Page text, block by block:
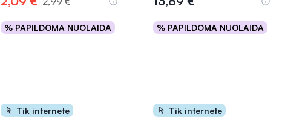
% PAPILDOMA NUOLAIDA
Į krepšelį
% PAPILDOMA NUOLAIDA
Į krepšelį
Tik internete Tik internete